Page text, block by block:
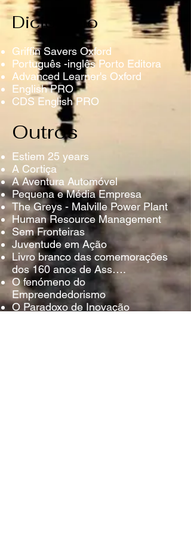
Dicionário
Griffin Savers Oxford
Português -inglês Porto Editora
Advanced Learner's Oxford
English PRO
CDS English PRO
Outros
Estiem 25 years
A Cortiça
A Aventura Automóvel
Pequena e Média Empresa
The Greys - Malville Power Plant
Human Resource Management
Sem Fronteiras
Juventude em Ação
Livro branco das comemorações
dos 160 anos de Ass….
O fenómeno do
Empreendedorismo
O Paradoxo de Inovação